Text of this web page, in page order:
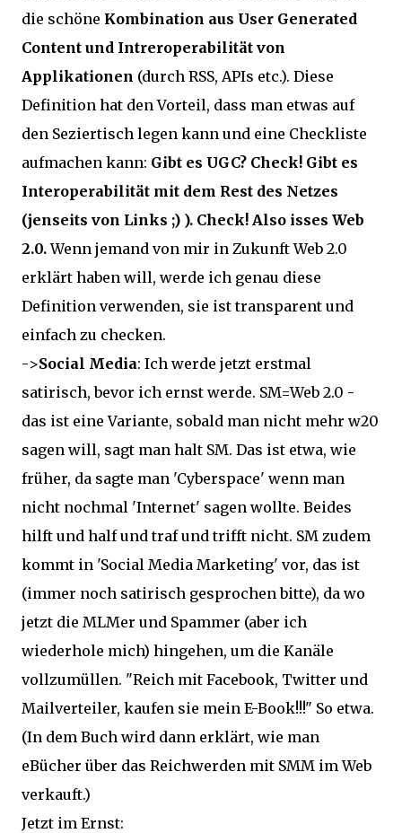
die schöne Kombination aus User Generated
Content und Intreroperabilität von
Applikationen (durch RSS, APIs etc.). Diese
Definition hat den Vorteil, dass man etwas auf
den Seziertisch legen kann und eine Checkliste
aufmachen kann: Gibt es UGC? Check! Gibt es
Interoperabilität mit dem Rest des Netzes
(jenseits von Links ;) ). Check! Also isses Web
2.0.Wenn jemand von mir in Zukunft Web 2.0
erklärt haben will, werde ich genau diese
Definition verwenden, sie ist transparent und
einfach zu checken.
->Social Media: Ich werde jetzt erstmal
satirisch, bevor ich ernst werde. SM=Web 2.0 -
das ist eine Variante, sobald man nicht mehr w20
sagen will, sagt man halt SM. Das ist etwa, wie
früher, da sagte man 'Cyberspace' wenn man
nicht nochmal 'Internet' sagen wollte. Beides
hilft und half und traf und trifft nicht. SM zudem
kommt in 'Social Media Marketing' vor, das ist
(immer noch satirisch gesprochen bitte), da wo
jetzt die MLMer und Spammer (aber ich
wiederhole mich) hingehen, um die Kanäle
vollzumüllen. "Reich mit Facebook, Twitter und
Mailverteiler, kaufen sie mein E-Book!!!" So etwa.
(In dem Buch wird dann erklärt, wie man
eBücher über das Reichwerden mit SMM im Web
verkauft.)
Jetzt im Ernst: